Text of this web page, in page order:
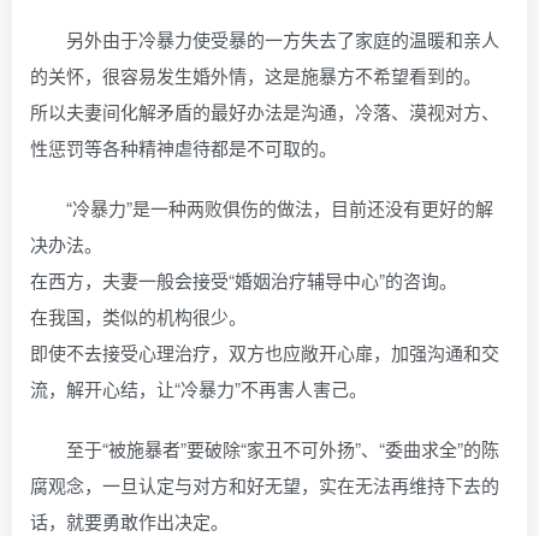
另外由于冷暴力使受暴的一方失去了家庭的温暖和亲人
的关怀，很容易发生婚外情，这是施暴方不希望看到的。
所以夫妻间化解矛盾的最好办法是沟通，冷落、漠视对方、
性惩罚等各种精神虐待都是不可取的。
“冷暴力”是一种两败俱伤的做法，目前还没有更好的解
决办法。
在西方，夫妻一般会接受“婚姻治疗辅导中心”的咨询。
在我国，类似的机构很少。
即使不去接受心理治疗，双方也应敞开心扉，加强沟通和交
流，解开心结，让“冷暴力”不再害人害己。
至于“被施暴者”要破除“家丑不可外扬”、“委曲求全”的陈
腐观念，一旦认定与对方和好无望，实在无法再维持下去的
话，就要勇敢作出决定。